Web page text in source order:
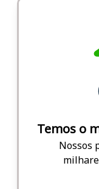
Temos o
Nossos